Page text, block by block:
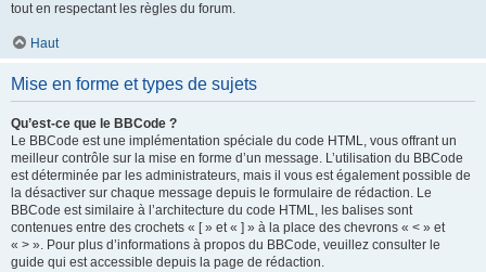
tout en respectant les règles du forum.
Haut
Mise en forme et types de sujets
Qu’est-ce que le BBCode ?
Le BBCode est une implémentation spéciale du code HTML, vous offrant un
meilleur contrôle sur la mise en forme d’un message. L’utilisation du BBCode
est déterminée par les administrateurs, mais il vous est également possible de
la désactiver sur chaque message depuis le formulaire de rédaction. Le
BBCode est similaire à l’architecture du code HTML, les balises sont
contenues entre des crochets « [ » et « ] » à la place des chevrons « < » et
« > ». Pour plus d’informations à propos du BBCode, veuillez consulter le
guide qui est accessible depuis la page de rédaction.